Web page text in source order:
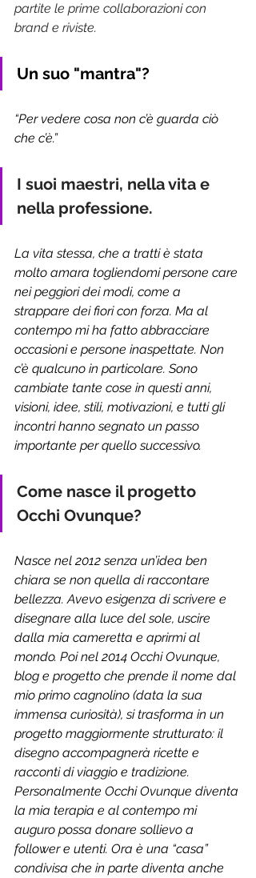
partite le prime collaborazioni con
brand e riviste.
Un suo "mantra"?
“Per vedere cosa non c’è guarda ciò
che c’è.”
I suoi maestri, nella vita e
nella professione.
La vita stessa, che a tratti è stata
molto amara togliendomi persone care
nei peggiori dei modi, come a
strappare dei fiori con forza. Ma al
contempo mi ha fatto abbracciare
occasioni e persone inaspettate. Non
c’è qualcuno in particolare. Sono
cambiate tante cose in questi anni,
visioni, idee, stili, motivazioni, e tutti gli
incontri hanno segnato un passo
importante per quello successivo.
Come nasce il progetto
Occhi Ovunque?
Nasce nel 2012 senza un’idea ben
chiara se non quella di raccontare
bellezza. Avevo esigenza di scrivere e
disegnare alla luce del sole, uscire
dalla mia cameretta e aprirmi al
mondo. Poi nel 2014 Occhi Ovunque,
blog e progetto che prende il nome dal
mio primo cagnolino (data la sua
immensa curiosità), si trasforma in un
progetto maggiormente strutturato: il
disegno accompagnerà ricette e
racconti di viaggio e tradizione.
Personalmente Occhi Ovunque diventa
la mia terapia e al contempo mi
auguro possa donare sollievo a
follower e utenti. Ora è una “casa”
condivisa che in parte diventa anche